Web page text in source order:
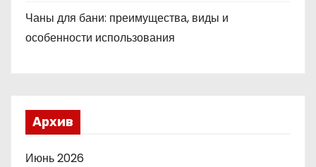
Чаны для бани: преимущества, виды и
особенности использования
Архив
Июнь 2026